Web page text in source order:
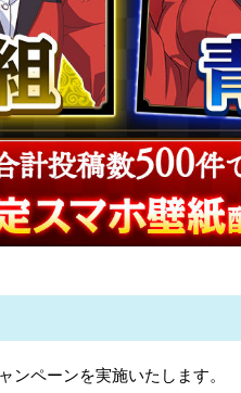
ンペーンを実施いたします。